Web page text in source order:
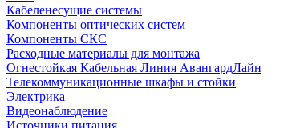
Кабеленесущие системы
Компоненты оптических систем
Компоненты СКС
Расходные материалы для монтажа
Огнестойкая Кабельная Линия АвангардЛайн
Телекоммуникационные шкафы и стойки
Электрика
Видеонаблюдение
Источники питания